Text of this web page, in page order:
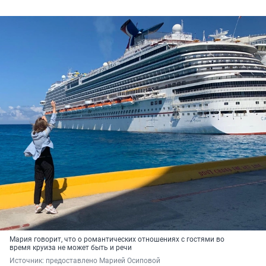
Мария говорит, что о романтических отношениях с гостями во
время круиза не может быть и речи
Источник: предоставлено Марией Осиповой